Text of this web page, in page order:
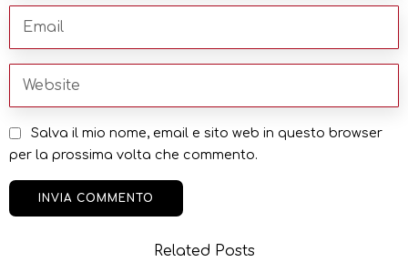
Salva il mio nome, email e sito web in questo browser
per la prossima volta che commento.
Related Posts